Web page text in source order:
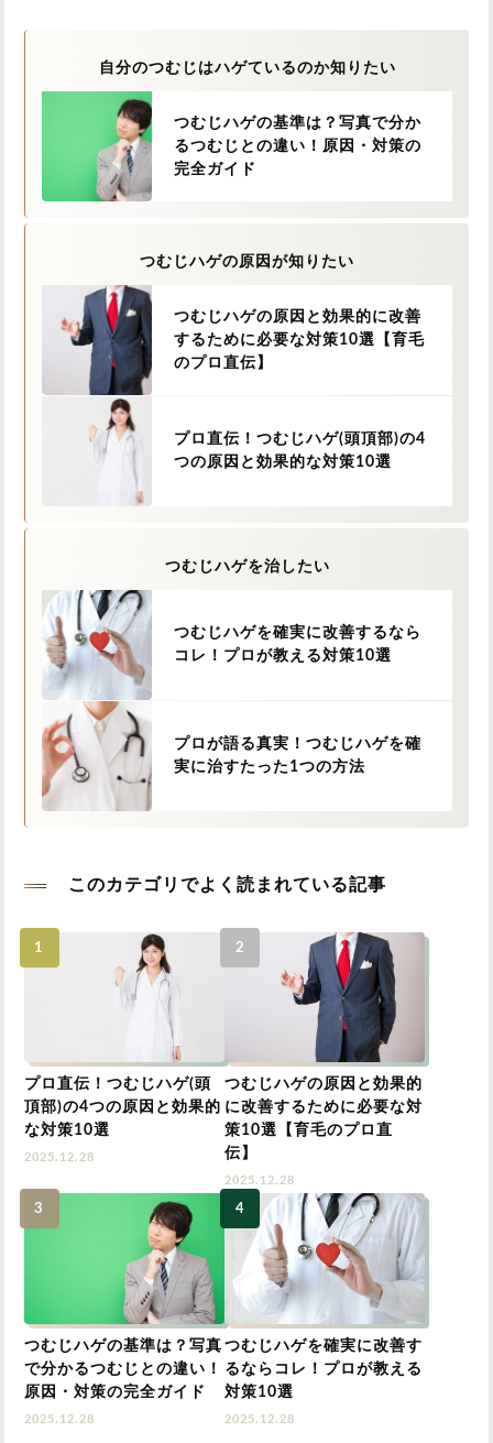
自分のつむじはハゲているのか知りたい
つむじハゲの基準は？写真で分か
るつむじとの違い！原因・対策の
完全ガイド
つむじハゲの原因が知りたい
つむじハゲの原因と効果的に改善
するために必要な対策10選【育毛
のプロ直伝】
プロ直伝！つむじハゲ(頭頂部)の4
つの原因と効果的な対策10選
つむじハゲを治したい
つむじハゲを確実に改善するなら
コレ！プロが教える対策10選
プロが語る真実！つむじハゲを確
実に治すたった1つの方法
このカテゴリでよく読まれている記事
プロ直伝！つむじハゲ(頭
頂部)の4つの原因と効果的
な対策10選
2025.12.28
つむじハゲの原因と効果的
に改善するために必要な対
策10選【育毛のプロ直
伝】
2025.12.28
つむじハゲの基準は？写真
で分かるつむじとの違い！
原因・対策の完全ガイド
2025.12.28
つむじハゲを確実に改善す
るならコレ！プロが教える
対策10選
2025.12.28
かつら・ヴィッグ シャンプー
育毛剤